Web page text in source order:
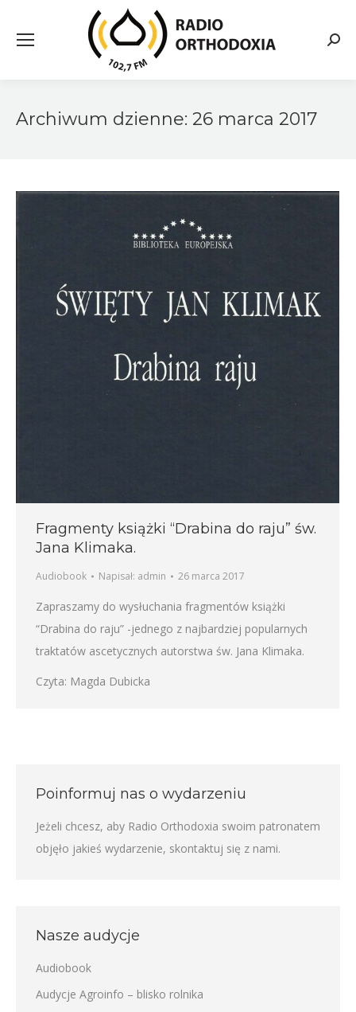
Archiwum dzienne: 26 marca 2017
Fragmenty książki “Drabina do raju” św.
Jana Klimaka.
Audiobook Napisał: admin 26 marca 2017
Zapraszamy do wysłuchania fragmentów książki
“Drabina do raju” -jednego z najbardziej popularnych
traktatów ascetycznych autorstwa św. Jana Klimaka.
Czyta: Magda Dubicka
Poinformuj nas o wydarzeniu
Jeżeli chcesz, aby Radio Orthodoxia swoim patronatem
objęło jakieś wydarzenie, skontaktuj się z nami.
Nasze audycje
Audiobook
Audycje Agroinfo – blisko rolnika